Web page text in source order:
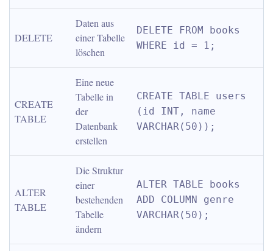
DELETE
Daten aus
einer Tabelle
löschen
DELETE FROM books
WHERE id = 1;
CREATE
TABLE
Eine neue
Tabelle in
der
Datenbank
erstellen
CREATE TABLE users
(id INT, name
VARCHAR(50));
ALTER
TABLE
Die Struktur
einer
bestehenden
Tabelle
ändern
ALTER TABLE books
ADD COLUMN genre
VARCHAR(50);